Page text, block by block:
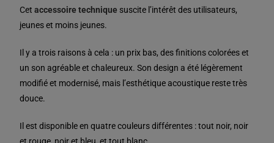
Cetaccessoire technique suscite l’intérêt des utilisateurs,
jeunes et moins jeunes.
Il y a trois raisons à cela : un prix bas, des finitions colorées et
un son agréable et chaleureux. Son design a été légèrement
modifié et modernisé, mais l’esthétique acoustique reste très
douce.
Il est disponible en quatre couleurs différentes : tout noir, noir